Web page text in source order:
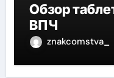
Обзор
ВПЧ
znakcomstva_